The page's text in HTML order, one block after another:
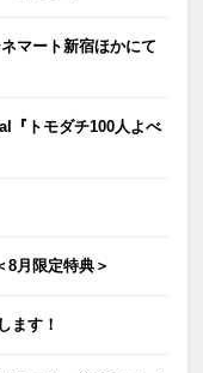
マート新宿ほかにて
『トモダチ100人よべ
8月限定特典＞
ます！